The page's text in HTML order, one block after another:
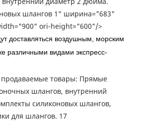
шлангов 1" ширина="683"
ori-height="600"/>
доставляться воздушным, морским
различными видами экспресс-